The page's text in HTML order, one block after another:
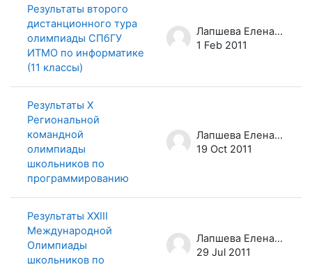
Результаты второго
дистанционного тура
олимпиады СПбГУ
ИТМО по информатике
(11 классы)
Лапшева Елена Евгеньевна
1 Feb 2011
Результаты X
Региональной
командной
олимпиады
школьников по
программированию
Лапшева Елена Евгеньевна
19 Oct 2011
Результаты XXIII
Международной
Олимпиады
школьников по
Лапшева Елена Евгеньевна
29 Jul 2011